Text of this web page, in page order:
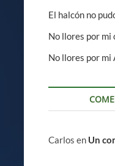
El halcón no
No llores por mi
No llores por mi
Carlos en Un